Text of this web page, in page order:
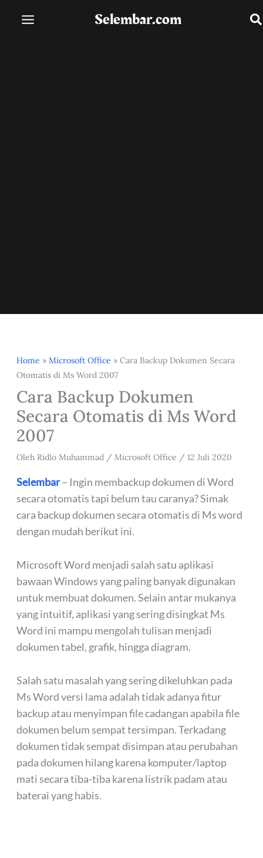
Selembar.com
Home » Microsoft Office » Cara Backup Dokumen Secara
Otomatis di Ms Word 2007
Cara Backup Dokumen
Secara Otomatis di Ms Word
2007
Oleh Ridlo Muhammad / Microsoft Office / 12 Juli 2020
Selembar– Ingin membackup dokumen di Word
secara otomatis tapi belum tau caranya? Simak
cara backup dokumen secara otomatis di Ms word
dengan mudah berikut ini.
Microsoft Word menjadi salah satu aplikasi
bawaan Windows yang paling banyak digunakan
untuk membuat dokumen. Selain antar mukanya
yang intuitif, aplikasi yang sering disingkat Ms
Word ini mampu mengolah tulisan menjadi
dokumen tabel, grafik, hingga diagram.
Salah satu masalah yang sering dikeluhkan pada
Ms Word versi lama adalah tidak adanya fitur
backup atau menyimpan file cadangan apabila file
dokumen belum sempat tersimpan. Terkadang
dokumen tidak sempat disimpan atau perubahan
pada dokumen hilang karena komputer/laptop
mati secara tiba-tiba karena listrik padam atau
baterai yang habis.